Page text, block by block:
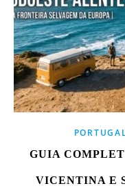
GUIA
VICENTINA E